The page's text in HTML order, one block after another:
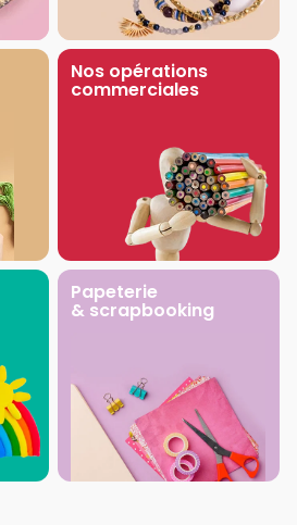
Nos opérations
commerciales
Papeterie
& scrapbooking